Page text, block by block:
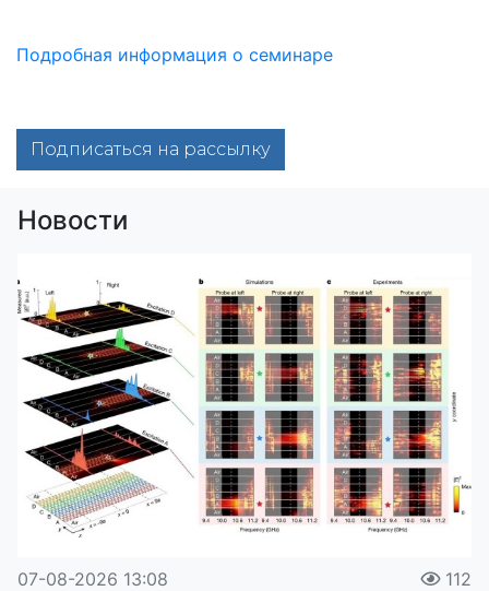
Подробная информация о семинаре
Подписаться на рассылку
Новости
07-08-2026 13:08
112